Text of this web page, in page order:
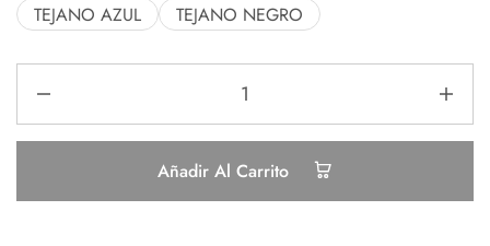
TEJANO AZUL TEJANO NEGRO
Añadir Al Carrito